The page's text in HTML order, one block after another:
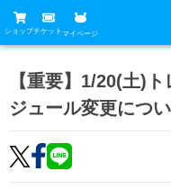
ショップチケット マイページ
グッズ
ホームタウン
トップチーム
試合
試合日程
チケット
【重要】1/20(土)
ジュール変更につ